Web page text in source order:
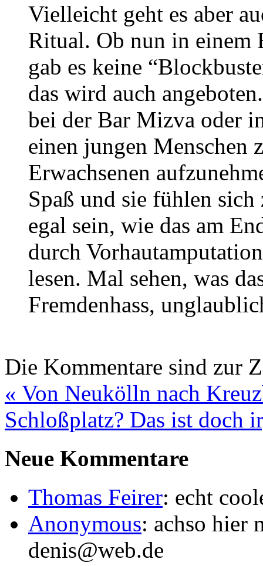
Vielleicht geht es aber
Ritual. Ob nun in
gab es keine
das wird auch
bei der Bar Mizva oder
einen jungen Menschen
Erwachsenen
Spaß und sie fühlen
egal sein, wie das am
durch
lesen. Mal sehen, was
Fremdenhass,
Die Kommentare sind zur
« Von Neukölln nach
Schloßplatz? Das ist doch
Neue Kommentare
Thomas Feirer: echt
Anonymous: achso hier
denis@web.de